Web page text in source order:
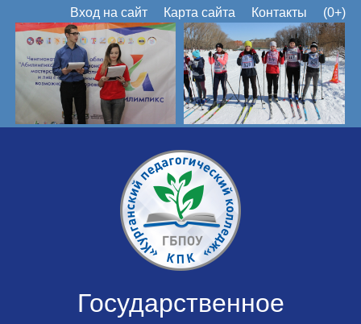
Вход на сайт Карта сайта Контакты (0+)
Государственное